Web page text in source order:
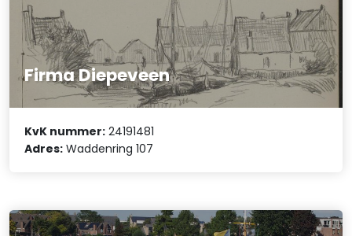
Firma Diepeveen
KvK nummer: 24191481
Adres: Waddenring 107